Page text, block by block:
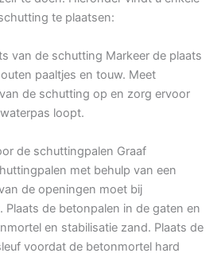
te plaatsen:
van de schutting Markeer de plaats
paaltjes en touw. Meet
de schutting op en zorg ervoor
loopt.
de schuttingpalen Graaf
met behulp van een
de openingen moet bij
Plaats de betonpalen in de gaten en
en stabilisatie zand. Plaats de
voordat de betonmortel hard